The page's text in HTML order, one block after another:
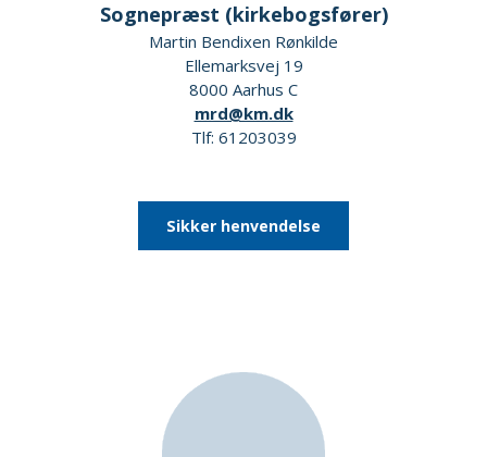
Sognepræst (kirkebogsfører)
Martin Bendixen Rønkilde
Ellemarksvej 19
8000 Aarhus C
mrd@km.dk
Tlf: 61203039
Sikker henvendelse